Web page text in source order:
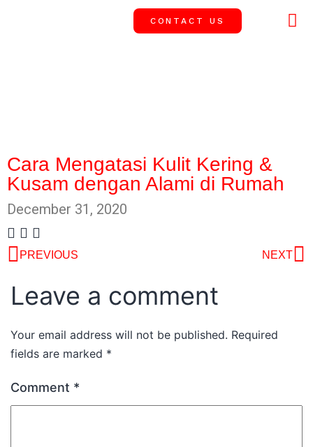
CONTACT US
Cara Mengatasi Kulit Kering &
Kusam dengan Alami di Rumah
December 31, 2020
PREVIOUS NEXT
Leave a comment
Your email address will not be published. Required
fields are marked *
Comment *